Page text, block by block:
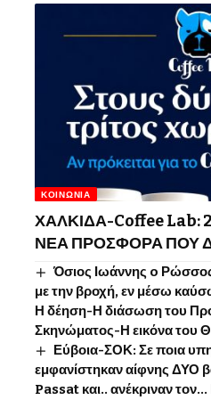
ΚΟΙΝΩΝΊΑ
ΧΑΛΚΙΔΑ-Coffee Lab:
ΝΕΑ ΠΡΟΣΦΟΡΑ ΠΟΥ
Όσιος Ιωάννης o
με την βροχή, εν μέσω
Η δέηση-Η διάσωση του
Σκηνώματος-Η εικόνα του
Εύβοια-ΣΟΚ: Σε ποια
εμφανίστηκαν αίφνης ΔΥΟ
Passat και.. ανέκριναν